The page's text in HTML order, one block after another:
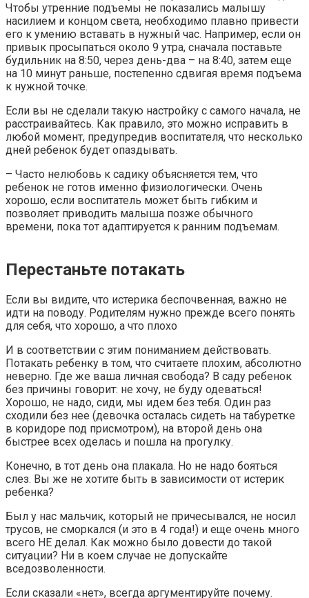
Чтобы утренние подъемы не показались малышу
насилием и концом света, необходимо плавно привести
его к умению вставать в нужный час. Например, если он
привык просыпаться около 9 утра, сначала поставьте
будильник на 8:50, через день-два – на 8:40, затем еще
на 10 минут раньше, постепенно сдвигая время подъема
к нужной точке.
Если вы не сделали такую настройку с самого начала, не
расстраивайтесь. Как правило, это можно исправить в
любой момент, предупредив воспитателя, что несколько
дней ребенок будет опаздывать.
– Часто нелюбовь к садику объясняется тем, что
ребенок не готов именно физиологически. Очень
хорошо, если воспитатель может быть гибким и
позволяет приводить малыша позже обычного
времени, пока тот адаптируется к ранним подъемам.
Перестаньте потакать
Если вы видите, что истерика беспочвенная, важно не
идти на поводу. Родителям нужно прежде всего понять
для себя, что хорошо, а что плохо
И в соответствии с этим пониманием действовать.
Потакать ребенку в том, что считаете плохим, абсолютно
неверно. Где же ваша личная свобода? В саду ребенок
без причины говорит: не хочу, не буду одеваться!
Хорошо, не надо, сиди, мы идем без тебя. Один раз
сходили без нее (девочка осталась сидеть на табуретке
в коридоре под присмотром), на второй день она
быстрее всех оделась и пошла на прогулку.
Конечно, в тот день она плакала. Но не надо бояться
слез. Вы же не хотите быть в зависимости от истерик
ребенка?
Был у нас мальчик, который не причесывался, не носил
трусов, не сморкался (и это в 4 года!) и еще очень много
всего НЕ делал. Как можно было довести до такой
ситуации? Ни в коем случае не допускайте
вседозволенности.
Если сказали «нет», всегда аргументируйте почему.